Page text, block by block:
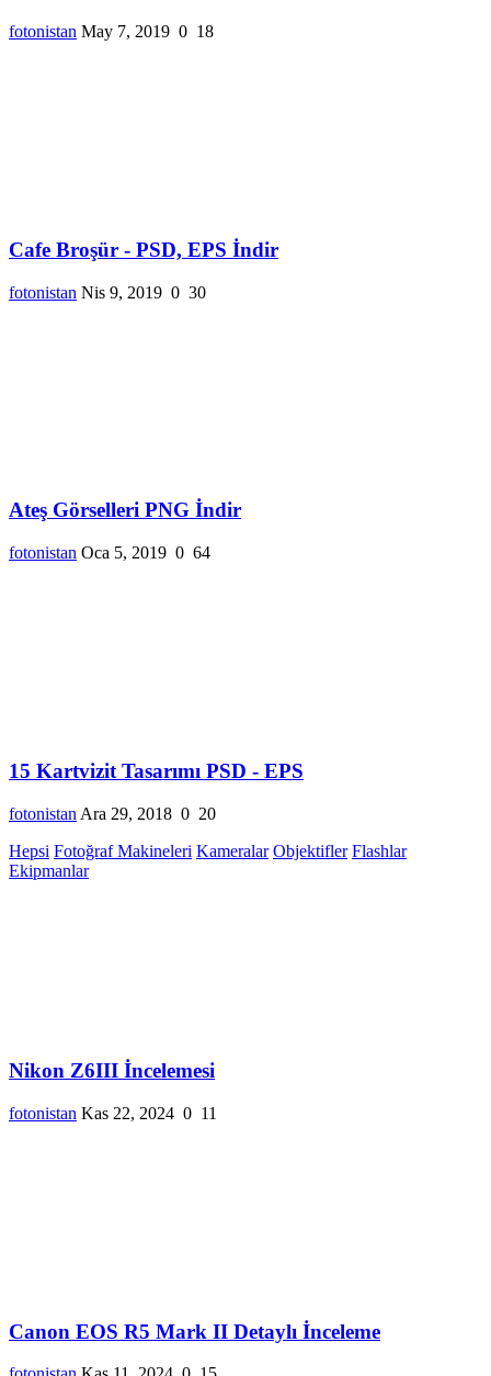
fotonistan May 7, 2019 0 18
Cafe Broşür - PSD, EPS İndir
fotonistan Nis 9, 2019 0 30
Ateş Görselleri PNG İndir
fotonistan Oca 5, 2019 0 64
15 Kartvizit Tasarımı PSD - EPS
fotonistan Ara 29, 2018 0 20
Hepsi Fotoğraf Makineleri Kameralar Objektifler Flashlar
Ekipmanlar
Nikon Z6III İncelemesi
fotonistan Kas 22, 2024 0 11
Canon EOS R5 Mark II Detaylı İnceleme